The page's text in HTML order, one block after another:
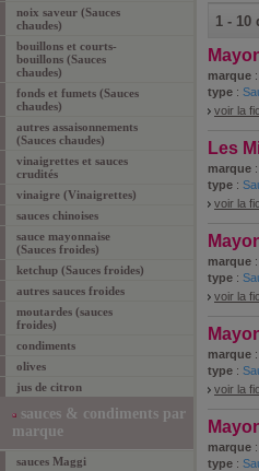
noix saveur (Sauces
chaudes)
bouillons et courts-
bouillons (Sauces
chaudes)
fonds et fumets (Sauces
chaudes)
autres assaisonnements
(Sauces chaudes)
vinaigrettes et sauces
crudités
vinaigre (Vinaigrettes)
sauces chinoises
sauce mayonnaise
(Sauces froides)
ketchup (Sauces froides)
autres sauces froides
moutardes (sauces
froides)
condiments
olives
jus de citron
sauces & condiments par
marque
sauces Maggi
1 - 10
marque :
type :
voir la
Les
marque :
type :
voir la
marque :
type :
voir la
marque :
type :
voir la
marque :
type :